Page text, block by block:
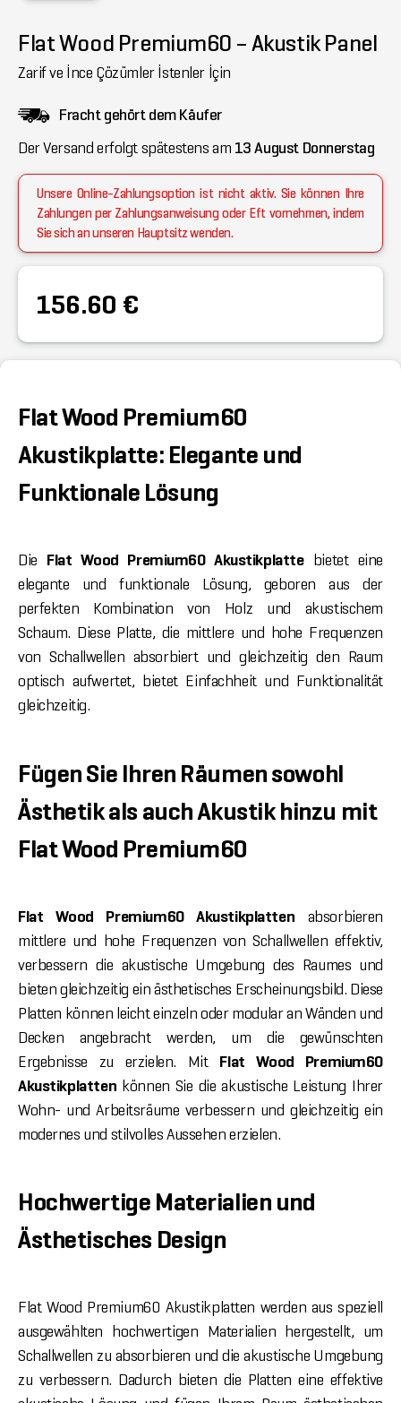
Flat Wood Premium60 – Akustik Panel
Zarif ve İnce Çözümler İstenler İçin
Fracht gehört dem Käufer
Der Versand erfolgt spätestens am 13 August Donnerstag
Unsere Online-Zahlungsoption ist nicht aktiv. Sie können Ihre
Zahlungen per Zahlungsanweisung oder Eft vornehmen, indem
Sie sich an unseren Hauptsitz wenden.
156.60 €
Flat Wood Premium60
Akustikplatte: Elegante und
Funktionale Lösung
Die Flat Wood Premium60 Akustikplattebietet eine
elegante und funktionale Lösung, geboren aus der
perfekten Kombination von Holz und akustischem
Schaum. Diese Platte, die mittlere und hohe Frequenzen
von Schallwellen absorbiert und gleichzeitig den Raum
optisch aufwertet, bietet Einfachheit und Funktionalität
gleichzeitig.
Fügen Sie Ihren Räumen sowohl
Ästhetik als auch Akustik hinzu mit
Flat Wood Premium60
Flat Wood Premium60 Akustikplatten absorbieren
mittlere und hohe Frequenzen von Schallwellen effektiv,
verbessern die akustische Umgebung des Raumes und
bieten gleichzeitig ein ästhetisches Erscheinungsbild. Diese
Platten können leicht einzeln oder modular an Wänden und
Decken angebracht werden, um die gewünschten
Ergebnisse zu erzielen. Mit Flat Wood Premium60
Akustikplatten können Sie die akustische Leistung Ihrer
Wohn- und Arbeitsräume verbessern und gleichzeitig ein
modernes und stilvolles Aussehen erzielen.
Hochwertige Materialien und
Ästhetisches Design
Flat Wood Premium60 Akustikplatten werden aus speziell
ausgewählten hochwertigen Materialien hergestellt, um
Schallwellen zu absorbieren und die akustische Umgebung
zu verbessern. Dadurch bieten die Platten eine effektive